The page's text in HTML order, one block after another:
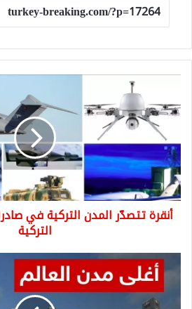
أنقرة
المدن
التركية
في
صادرات
الصناعات
الدفاعية
التركية
أنقرة تتصدّر المدن التركية في
التركية
أغلى
مدن
العالم